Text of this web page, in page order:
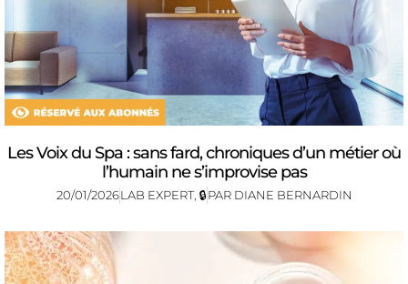
Les Voix du Spa : sans fard, chroniques d’un métier où
l’humain ne s’improvise pas
20/01/2026LAB EXPERT, 🔒PAR DIANE BERNARDIN